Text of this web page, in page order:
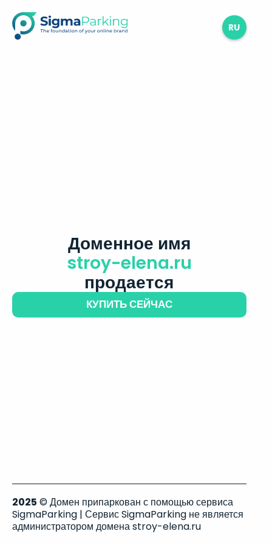
RU
Доменное имя
stroy-elena.ru
продается
КУПИТЬ СЕЙЧАС
2025 © Домен припаркован с помощью сервиса
SigmaParking | Сервис SigmaParking не является
администратором домена stroy-elena.ru